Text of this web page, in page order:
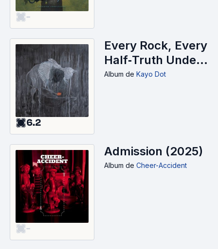
-
6.2
Every Rock, Every
Half‐Truth Under
Reason (2025)
Album de Kayo Dot
-
Admission (2025)
Album de Cheer-Accident